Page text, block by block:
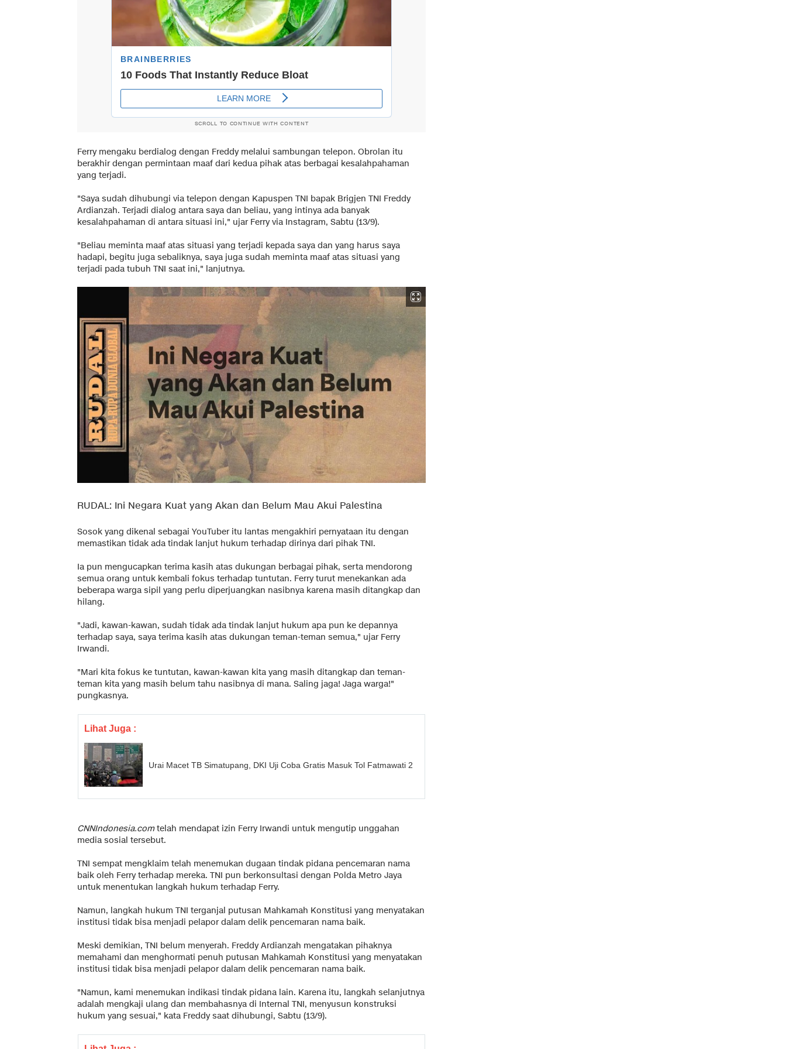
SCROLL TO CONTINUE WITH CONTENT
Ferry mengaku berdialog dengan Freddy melalui sambungan telepon. Obrolan itu
berakhir dengan permintaan maaf dari kedua pihak atas berbagai kesalahpahaman
yang terjadi.
"Saya sudah dihubungi via telepon dengan Kapuspen TNI bapak Brigjen TNI Freddy
Ardianzah. Terjadi dialog antara saya dan beliau, yang intinya ada banyak
kesalahpahaman di antara situasi ini," ujar Ferry via Instagram, Sabtu (13/9).
"Beliau meminta maaf atas situasi yang terjadi kepada saya dan yang harus saya
hadapi, begitu juga sebaliknya, saya juga sudah meminta maaf atas situasi yang
terjadi pada tubuh TNI saat ini," lanjutnya.
RUDAL: Ini Negara Kuat yang Akan dan Belum Mau Akui Palestina
Sosok yang dikenal sebagai YouTuber itu lantas mengakhiri pernyataan itu dengan
memastikan tidak ada tindak lanjut hukum terhadap dirinya dari pihak TNI.
Ia pun mengucapkan terima kasih atas dukungan berbagai pihak, serta mendorong
semua orang untuk kembali fokus terhadap tuntutan. Ferry turut menekankan ada
beberapa warga sipil yang perlu diperjuangkan nasibnya karena masih ditangkap dan
hilang.
"Jadi, kawan-kawan, sudah tidak ada tindak lanjut hukum apa pun ke depannya
terhadap saya, saya terima kasih atas dukungan teman-teman semua," ujar Ferry
Irwandi.
"Mari kita fokus ke tuntutan, kawan-kawan kita yang masih ditangkap dan teman-
teman kita yang masih belum tahu nasibnya di mana. Saling jaga! Jaga warga!"
pungkasnya.
Lihat Juga :
Urai Macet TB Simatupang, DKI Uji Coba Gratis Masuk Tol Fatmawati 2
CNNIndonesia.comtelah mendapat izin Ferry Irwandi untuk mengutip unggahan
media sosial tersebut.
TNI sempat mengklaim telah menemukan dugaan tindak pidana pencemaran nama
baik oleh Ferry terhadap mereka. TNI pun berkonsultasi dengan Polda Metro Jaya
untuk menentukan langkah hukum terhadap Ferry.
Namun, langkah hukum TNI terganjal putusan Mahkamah Konstitusi yang menyatakan
institusi tidak bisa menjadi pelapor dalam delik pencemaran nama baik.
Meski demikian, TNI belum menyerah. Freddy Ardianzah mengatakan pihaknya
memahami dan menghormati penuh putusan Mahkamah Konstitusi yang menyatakan
institusi tidak bisa menjadi pelapor dalam delik pencemaran nama baik.
"Namun, kami menemukan indikasi tindak pidana lain. Karena itu, langkah selanjutnya
adalah mengkaji ulang dan membahasnya di Internal TNI, menyusun konstruksi
hukum yang sesuai," kata Freddy saat dihubungi, Sabtu (13/9).